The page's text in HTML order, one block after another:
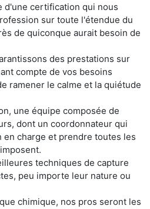
d'une certification qui nous
sur toute l'étendue du
de quiconque aurait besoin de
des prestations sur
compte de vos besoins
ramener le calme et la quiétude
une équipe composée de
dont un coordonnateur qui
en charge et prendre toutes les
techniques de capture
peu importe leur nature ou
chimique, nos pros seront les